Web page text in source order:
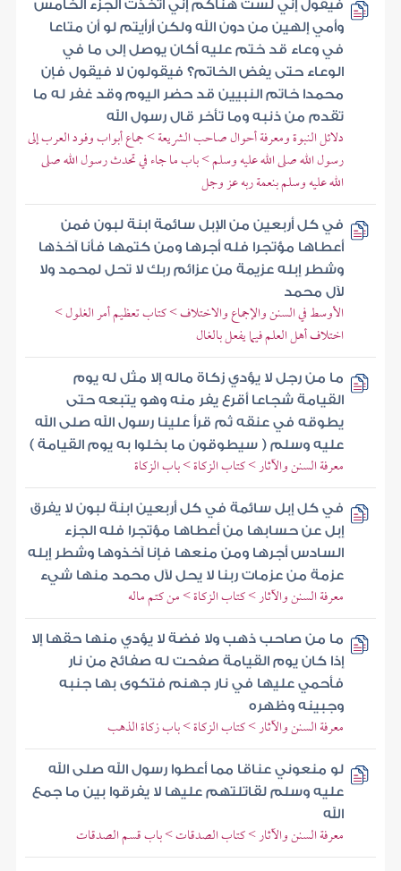
فيقول إني لست هناكم إني اتخذت الجزء الخامس
وأمي إلهين من دون الله ولكن أرأيتم لو أن متاعا
في وعاء قد ختم عليه أكان يوصل إلى ما في
الوعاء حتى يفض الخاتم؟ فيقولون لا فيقول فإن
محمدا خاتم النبيين قد حضر اليوم وقد غفر له ما
تقدم من ذنبه وما تأخر قال رسول الله
دلائل النبوة ومعرفة أحوال صاحب الشريعة > جماع أبواب وفود العرب إلى
رسول الله صلى الله عليه وسلم > باب ما جاء في تحدث رسول الله صلى
الله عليه وسلم بنعمة ربه عز وجل
في كل أربعين من الإبل سائمة ابنة لبون فمن
أعطاها مؤتجرا فله أجرها ومن كتمها فأنا آخذها
وشطر إبله عزيمة من عزائم ربك لا تحل لمحمد ولا
لآل محمد
الأوسط في السنن والإجماع والاختلاف > كتاب تعظيم أمر الغلول >
اختلاف أهل العلم فيما يفعل بالغال
ما من رجل لا يؤدي زكاة ماله إلا مثل له يوم
القيامة شجاعا أقرع يفر منه وهو يتبعه حتى
يطوقه في عنقه ثم قرأ علينا رسول الله صلى الله
عليه وسلم ( سيطوقون ما بخلوا به يوم القيامة )
معرفة السنن والآثار > كتاب الزكاة > باب الزكاة
في كل إبل سائمة في كل أربعين ابنة لبون لا يفرق
إبل عن حسابها من أعطاها مؤتجرا فله الجزء
السادس أجرها ومن منعها فإنا آخذوها وشطر إبله
عزمة من عزمات ربنا لا يحل لآل محمد منها شيء
معرفة السنن والآثار > كتاب الزكاة > من كتم ماله
ما من صاحب ذهب ولا فضة لا يؤدي منها حقها إلا
إذا كان يوم القيامة صفحت له صفائح من نار
فأحمي عليها في نار جهنم فتكوى بها جنبه
وجبينه وظهره
معرفة السنن والآثار > كتاب الزكاة > باب زكاة الذهب
لو منعوني عناقا مما أعطوا رسول الله صلى الله
عليه وسلم لقاتلتهم عليها لا يفرقوا بين ما جمع
الله
معرفة السنن والآثار > كتاب الصدقات > باب قسم الصدقات